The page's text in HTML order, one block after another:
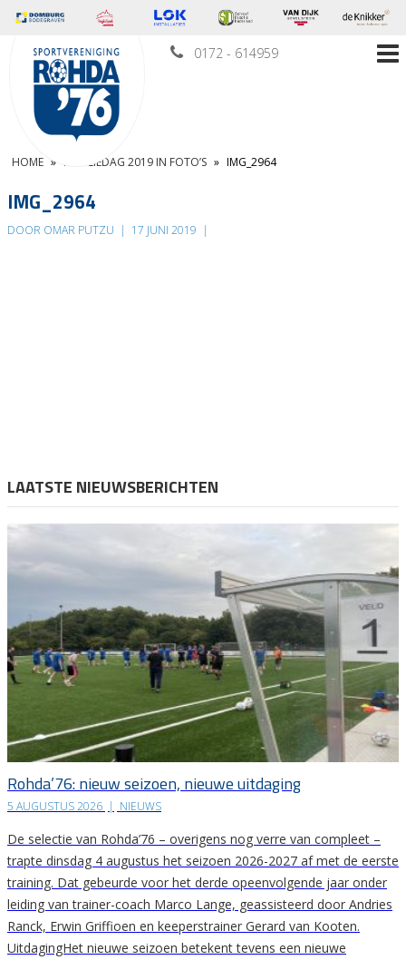
0172 - 614959
HOME » FAMILIEDAG 2019 IN FOTO’S » IMG_2964
IMG_2964
DOOR OMAR PUTZU | 17 JUNI 2019 |
LAATSTE NIEUWSBERICHTEN
Rohda’76: nieuw seizoen, nieuwe uitdaging
5 AUGUSTUS 2026 | NIEUWS
De selectie van Rohda’76 – overigens nog verre van compleet –
trapte dinsdag 4 augustus het seizoen 2026-2027 af met de eerste
training. Dat gebeurde voor het derde opeenvolgende jaar onder
leiding van trainer-coach Marco Lange, geassisteerd door Andries
Ranck, Erwin Griffioen en keeperstrainer Gerard van Kooten.
UitdagingHet nieuwe seizoen betekent tevens een nieuwe